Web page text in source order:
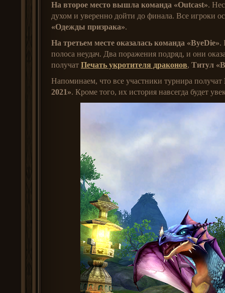
На второе место вышла команда «Outcast».
духом и уверенно дойти до финала. Все игроки
«Одежды призрака».
На третьем месте оказалась команда «ByeDie».
полоса неудач. Два поражения подряд, и они
получат Печать укротителя драконов, Титул
Напоминаем, что все участники турнира получат
2021». Кроме того, их история навсегда будет